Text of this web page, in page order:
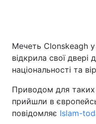
Мечеть Clonskeagh у
відкрила свої двері
національності та
Приводом для таких
прийшли в
повідомляє Islam-